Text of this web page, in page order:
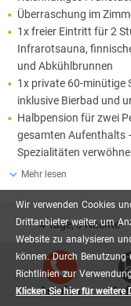
Wir verwenden Cookies
Drittanbieter weiter, um
Website zu analysieren
können. Durch Benutzung
Richtlinien zur
Klicken Sie hier für weitere
4 Tage, 3 Nächte
Anrufen
Überraschung im
1x freier Eintritt für 2
Infrarotsauna,
und Abkühlbrunnen
1x private 60-minütige
inklusive Bierbad und
Halbpension für zwei
gesamten Aufenthalts
Spezialitäten
Mehr lesen
AB